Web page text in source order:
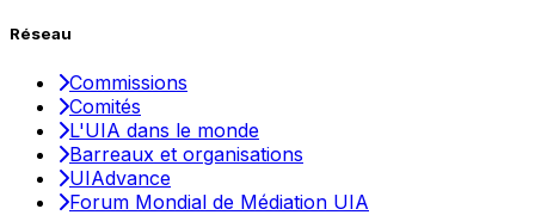
Réseau
Commissions
Comités
L'UIA dans le monde
Barreaux et organisations
UIAdvance
Forum Mondial de Médiation UIA